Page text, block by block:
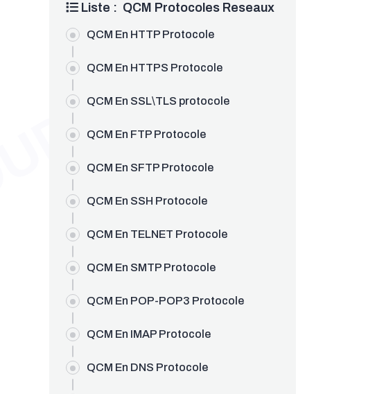
OUDEV.NET
Liste : QCM Protocoles Reseaux
QCM En HTTP Protocole
QCM En HTTPS Protocole
QCM En SSL\TLS protocole
QCM En FTP Protocole
QCM En SFTP Protocole
QCM En SSH Protocole
QCM En TELNET Protocole
QCM En SMTP Protocole
QCM En POP-POP3 Protocole
QCM En IMAP Protocole
QCM En DNS Protocole